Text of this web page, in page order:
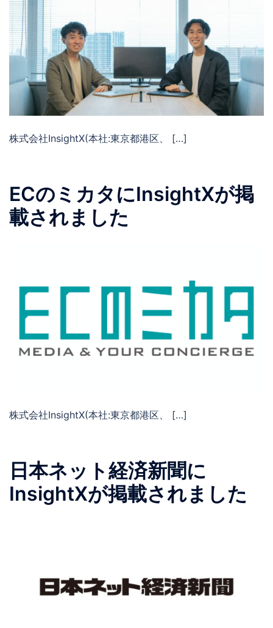
株式会社InsightX(本社:東京都港区、 […]
ECのミカタにInsightXが掲
載されました
株式会社InsightX(本社:東京都港区、 […]
日本ネット経済新聞に
InsightXが掲載されました